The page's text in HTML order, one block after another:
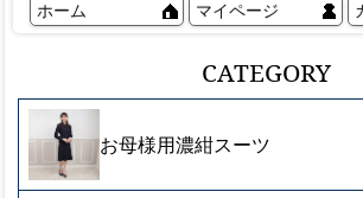
ホーム マイページ
CATEGORY
お母様用濃紺スーツ